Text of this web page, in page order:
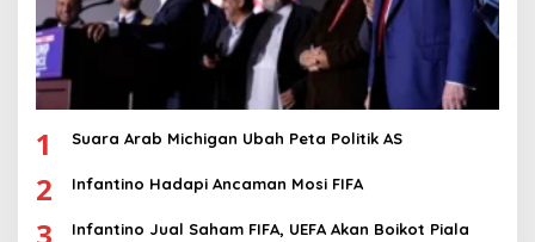
1 Suara Arab Michigan Ubah Peta Politik AS
2 Infantino Hadapi Ancaman Mosi FIFA
Infantino Jual Saham FIFA, UEFA Akan Boikot Piala